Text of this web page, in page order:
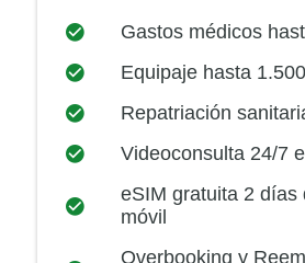
Gastos médicos
Equipaje hasta
Repatriación
Videoconsulta 24/7
eSIM gratuita 2 días
móvil
Overbooking y